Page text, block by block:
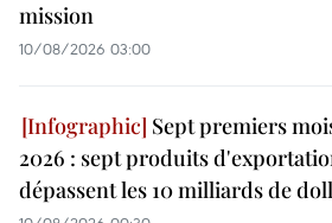
mission
10/08/2026 03:00
Sept premiers
2026 : sept produits
dépassent les 10 milliards de